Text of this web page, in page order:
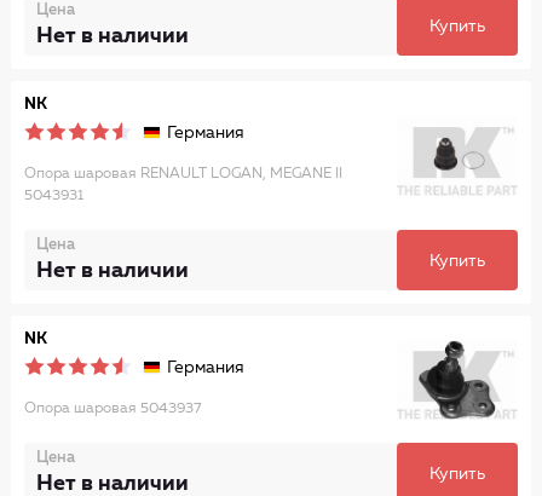
Цена
Нет в наличии Купить
NK
Германия
Опора шаровая RENAULT LOGAN, MEGANE II
5043931
Цена
Нет в наличии Купить
NK
Германия
Опора шаровая 5043937
Цена
Нет в наличии Купить